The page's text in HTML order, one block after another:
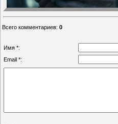
Всего комментариев: 0
Имя *:
Email *: